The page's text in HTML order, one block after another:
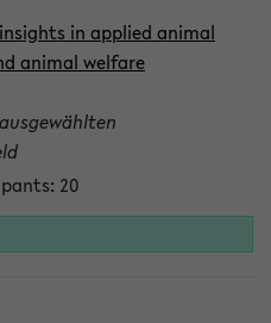
in applied animal
animal welfare
20